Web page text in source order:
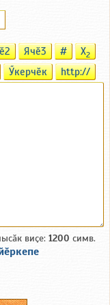
Ячӗ3 # X2
Ӳкерчӗк http://
виҫе: 1200 симв.